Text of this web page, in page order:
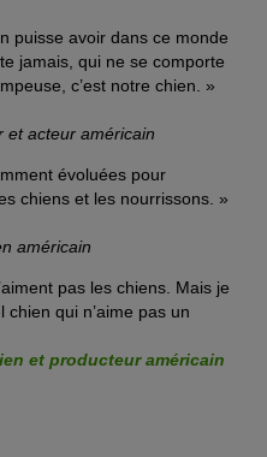
puisse avoir dans ce monde
jamais, qui ne se comporte
c’est notre chien. »
et acteur américain
évoluées pour
chiens et les nourrissons. »
américain
pas les chiens. Mais je
chien qui n’aime pas un
et producteur américain